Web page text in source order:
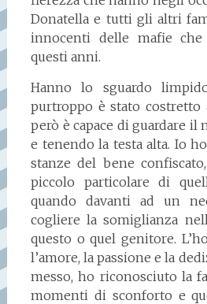
Donatella e tutti gli altri
innocenti delle mafie
questi anni.
Hanno lo sguardo
purtroppo è stato costretto
però è capace di guardare il
e tenendo la testa alta. Io
stanze del bene
piccolo particolare di
quando davanti ad un
cogliere la somiglianza
questo o quel genitore.
l’amore, la passione e la
messo, ho riconosciuto la
momenti di sconforto e